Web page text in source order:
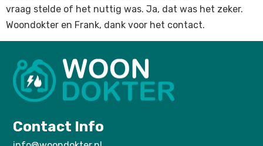
vraag stelde of het nuttig was. Ja, dat was het zeker.
Woondokter en Frank, dank voor het contact.
Contact Info